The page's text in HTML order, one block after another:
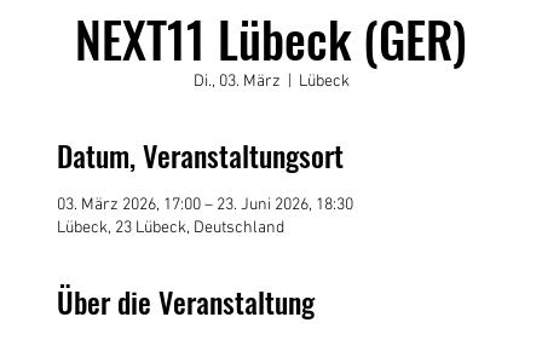
NEXT11 Lübeck (GER)
Di., 03. März Lübeck
Datum, Veranstaltungsort
03. März 2026, 17:00 – 23. Juni 2026, 18:30
Lübeck, 23 Lübeck, Deutschland
Über die Veranstaltung